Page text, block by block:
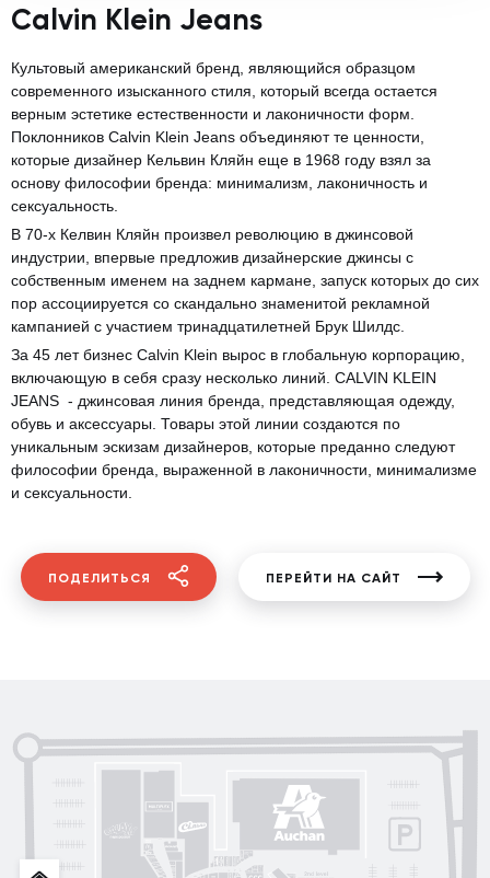
Calvin Klein Jeans
Культовый американский бренд, являющийся образцом
современного изысканного стиля, который всегда остается
верным эстетике естественности и лаконичности форм.
Поклонников Calvin Klein Jeans объединяют те ценности,
которые дизайнер Кельвин Кляйн еще в 1968 году взял за
основу философии бренда: минимализм, лаконичность и
сексуальность.
В 70-х Келвин Кляйн произвел революцию в джинсовой
индустрии, впервые предложив дизайнерские джинсы с
собственным именем на заднем кармане, запуск которых до сих
пор ассоциируется со скандально знаменитой рекламной
кампанией с участием тринадцатилетней Брук Шилдс.
За 45 лет бизнес Calvin Klein вырос в глобальную корпорацию,
включающую в себя сразу несколько линий. CALVIN KLEIN
JEANS - джинсовая линия бренда, представляющая одежду,
обувь и аксессуары. Товары этой линии создаются по
уникальным эскизам дизайнеров, которые преданно следуют
философии бренда, выраженной в лаконичности, минимализме
и сексуальности.
ПОДЕЛИТЬСЯ ПЕРЕЙТИ НА САЙТ
Posud market